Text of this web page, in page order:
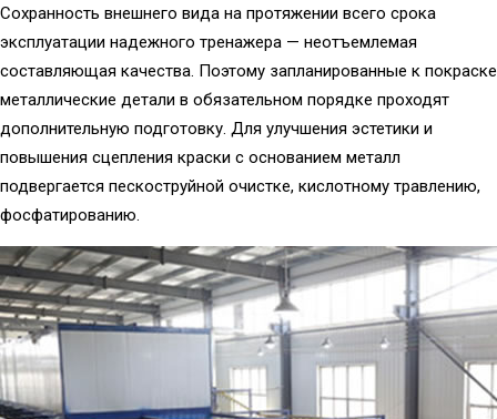
Сохранность внешнего вида на протяжении всего срока
эксплуатации надежного тренажера — неотъемлемая
составляющая качества. Поэтому запланированные к покраске
металлические детали в обязательном порядке проходят
дополнительную подготовку. Для улучшения эстетики и
повышения сцепления краски с основанием металл
подвергается пескоструйной очистке, кислотному травлению,
фосфатированию.